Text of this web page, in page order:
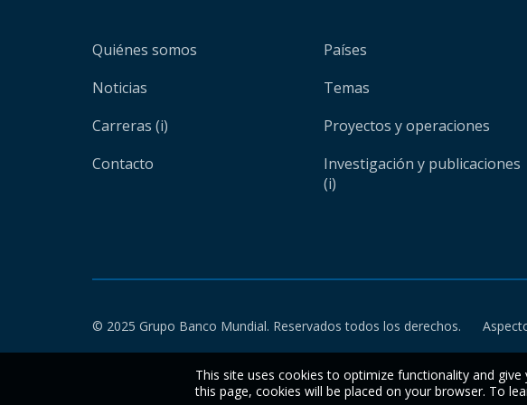
Quiénes somos
Noticias
Carreras (i)
Contacto
Países
Temas
Proyectos y operaciones
Investigación y publicaciones
(i)
© 2025 Grupo Banco Mundial. Reservados todos los derechos.
This site uses cookies to optimize functionality and
this page, cookies will be placed on your browser. To